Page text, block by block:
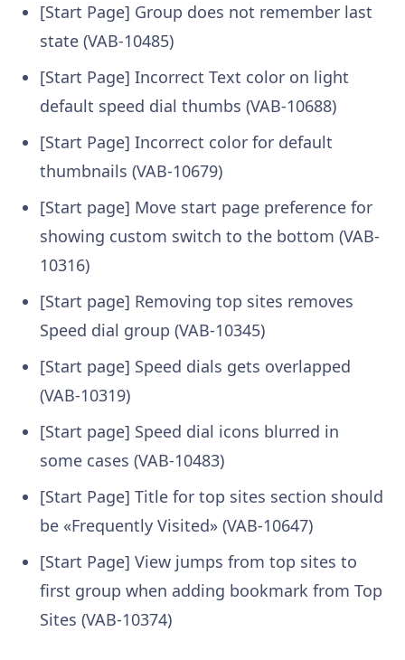
[Start Page] Group does not remember last
state (VAB-10485)
[Start Page] Incorrect Text color on light
default speed dial thumbs (VAB-10688)
[Start Page] Incorrect color for default
thumbnails (VAB-10679)
[Start page] Move start page preference for
showing custom switch to the bottom (VAB-
10316)
[Start page] Removing top sites removes
Speed dial group (VAB-10345)
[Start page] Speed dials gets overlapped
(VAB-10319)
[Start page] Speed dial icons blurred in
some cases (VAB-10483)
[Start Page] Title for top sites section should
be «Frequently Visited» (VAB-10647)
[Start Page] View jumps from top sites to
first group when adding bookmark from Top
Sites (VAB-10374)